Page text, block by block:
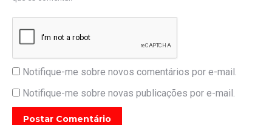
Notifique-me sobre novos comentários por e-mail.
Notifique-me sobre novas publicações por e-mail.
Postar Comentário